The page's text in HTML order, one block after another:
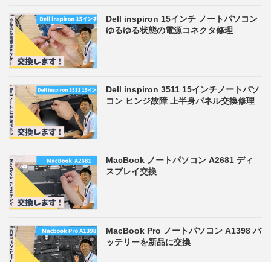
Dell inspiron 15インチ ノートパソコン
ゆるゆる状態の電源コネクタ修理
Dell inspiron 3511 15インチノートパソ
コン ヒンジ故障 上半身パネル交換修理
MacBook ノートパソコン A2681 ディ
スプレイ交換
MacBook Pro ノートパソコン A1398 バ
ッテリーを新品に交換